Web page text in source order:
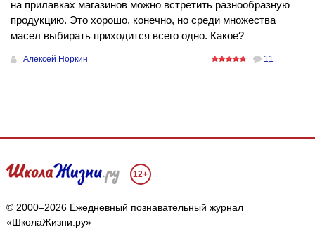
на прилавках магазинов можно встретить разнообразную
продукцию. Это хорошо, конечно, но среди множества
масел выбирать приходится всего одно. Какое?
Алексей Норкин 11
12+
© 2000–2026 Ежедневный познавательный журнал
«ШколаЖизни.ру»